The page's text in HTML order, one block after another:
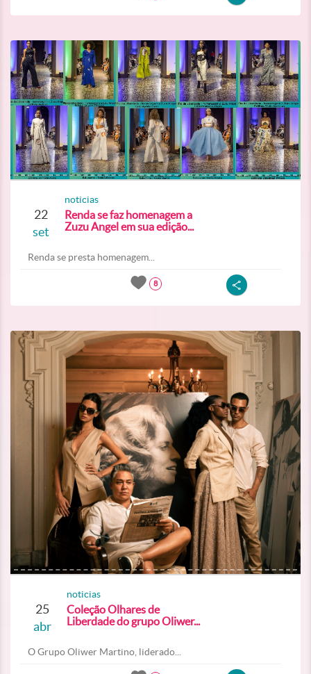
22
set
noticias
Renda se faz homenagem a
Zuzu Angel em sua edição...
Renda se presta homenagem...
8
25
abr
noticias
Coleção Olhares de
Liberdade do grupo Oliwer...
O Grupo Oliwer Martino, liderado...